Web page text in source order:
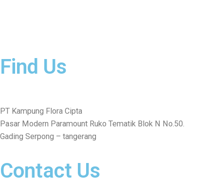
Find Us
PT Kampung Flora Cipta
Pasar Modern Paramount Ruko Tematik Blok N No.50.
Gading Serpong – tangerang
Contact Us